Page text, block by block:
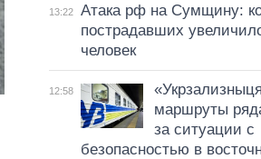
13:22
Атака рф на Сумщину:
пострадавших
человек
12:58
маршруты
за ситуации с
безопасностью в